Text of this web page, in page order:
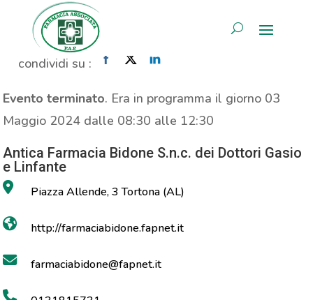
AREA RISERVATA
Propaganda Allgasan
Home» Evento» Propaganda Allgasan
condividi su :
Evento terminato. Era in programma il giorno 03
Maggio 2024 dalle 08:30 alle 12:30
Antica Farmacia Bidone S.n.c. dei Dottori Gasio
e Linfante
Piazza Allende, 3 Tortona (AL)
http://farmaciabidone.fapnet.it
farmaciabidone@fapnet.it